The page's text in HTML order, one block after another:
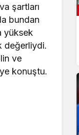
şartları
bundan
yüksek
değerliydi.
ve
konuştu.